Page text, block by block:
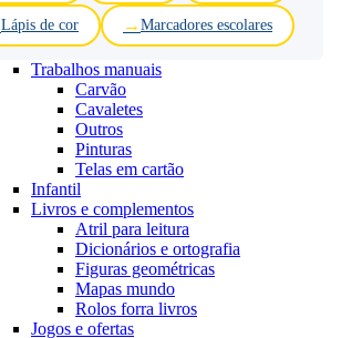
Lápis de cor Marcadores escolares
Trabalhos manuais
Carvão
Cavaletes
Outros
Pinturas
Telas em cartão
Infantil
Livros e complementos
Atril para leitura
Dicionários e ortografia
Figuras geométricas
Mapas mundo
Rolos forra livros
Jogos e ofertas